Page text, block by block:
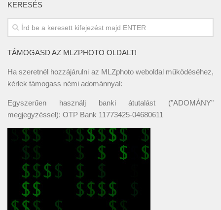
KERESÉS
TÁMOGASD AZ MLZPHOTO OLDALT!
Ha szeretnél hozzájárulni az MLZphoto weboldal működéséhez,
kérlek támogass némi adománnyal:
Egyszerűen használj banki átutalást ("ADOMÁNY"
megjegyzéssel): OTP Bank 11773425-04680611